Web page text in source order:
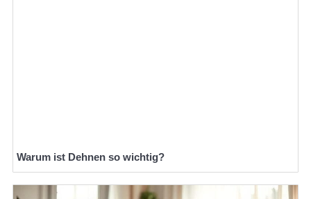
Warum ist Dehnen so wichtig?